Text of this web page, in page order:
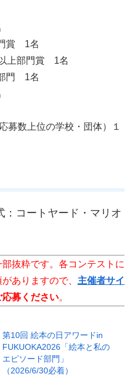
賞 1名
以上部門賞 1名
門 1名
募数上位の学校・団体）１
：コートヤード・マリオ
抜粋です。各コンテストに
ありますので、 主催者サイ
募ください。
第10回 絵本の日アワードin
FUKUOKA2026「絵本と私の
エピソード部門」
（2026/6/30必着）